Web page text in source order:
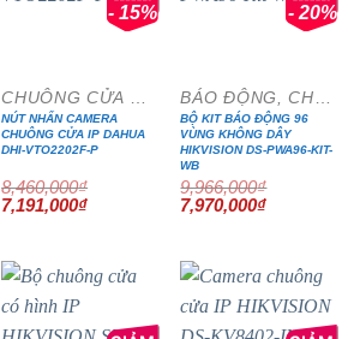
- 15%
NÚT NHẤN CAMERA
CHUÔNG CỬA IP DAHUA
DHI-VTO2202F-P
8,460,000₫
Giá
gốc
7,191,000₫Giá
- 20%
BỘ KIT BÁO ĐỘNG 96
VÙNG KHÔNG DÂY
HIKVISION DS-PWA96-KIT-
WB
9,966,000₫
Giá
gốc
7,970,000₫Giá